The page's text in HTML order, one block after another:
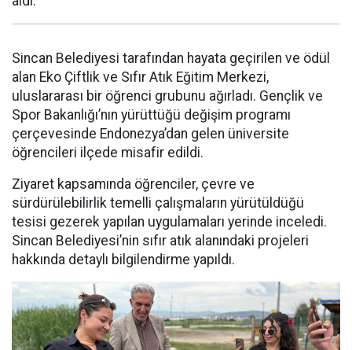
Sincan Belediyesi tarafından hayata geçirilen ve ödül
alan Eko Çiftlik ve Sıfır Atık Eğitim Merkezi,
uluslararası bir öğrenci grubunu ağırladı. Gençlik ve
Spor Bakanlığı’nın yürüttüğü değişim programı
çerçevesinde Endonezya’dan gelen üniversite
öğrencileri ilçede misafir edildi.
Ziyaret kapsamında öğrenciler, çevre ve
sürdürülebilirlik temelli çalışmaların yürütüldüğü
tesisi gezerek yapılan uygulamaları yerinde inceledi.
Sincan Belediyesi’nin sıfır atık alanındaki projeleri
hakkında detaylı bilgilendirme yapıldı.